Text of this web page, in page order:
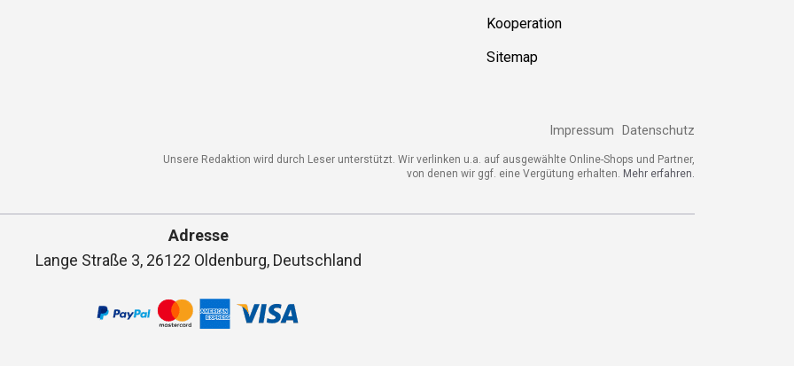
Kooperation
Sitemap
Impressum Datenschutz
Unsere Redaktion wird durch Leser unterstützt. Wir verlinken u.a. auf ausgewählte Online-Shops und Partner,
von denen wir ggf. eine Vergütung erhalten. Mehr erfahren.
Adresse
Lange Straße 3, 26122 Oldenburg, Deutschland